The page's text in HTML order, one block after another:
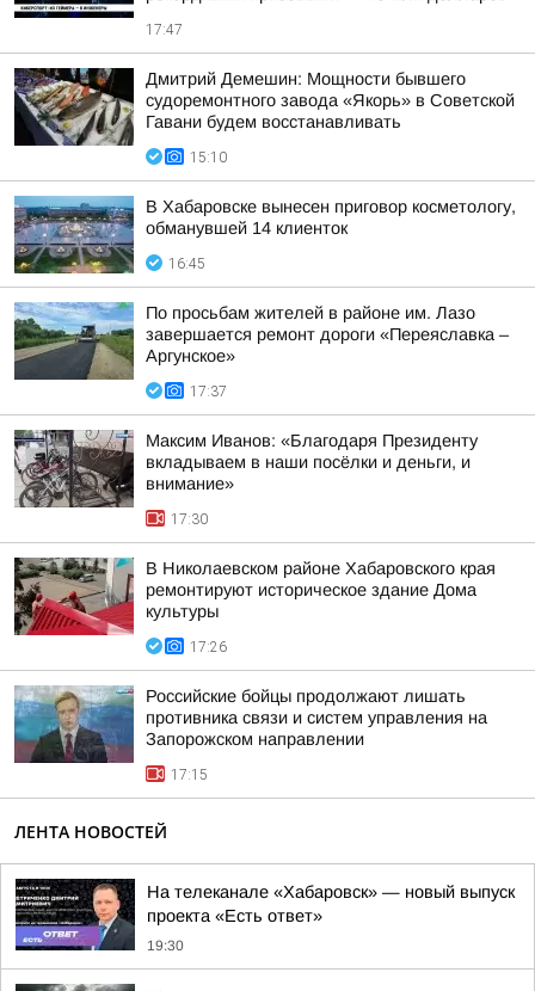
17:47
Дмитрий Демешин: Мощности бывшего
судоремонтного завода «Якорь» в Советской
Гавани будем восстанавливать
15:10
В Хабаровске вынесен приговор косметологу,
обманувшей 14 клиенток
16:45
По просьбам жителей в районе им. Лазо
завершается ремонт дороги «Переяславка –
Аргунское»
17:37
Максим Иванов: «Благодаря Президенту
вкладываем в наши посёлки и деньги, и
внимание»
17:30
В Николаевском районе Хабаровского края
ремонтируют историческое здание Дома
культуры
17:26
Российские бойцы продолжают лишать
противника связи и систем управления на
Запорожском направлении
17:15
ЛЕНТА НОВОСТЕЙ
На телеканале «Хабаровск» — новый выпуск
проекта «Есть ответ»
19:30